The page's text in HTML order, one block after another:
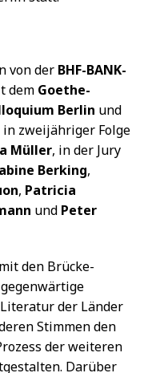
von der BHF-BANK-
dem Goethe-
Berlin und
in zweijähriger Folge
Müller, in der Jury
Berking,
, Patricia
und Peter
den Brücke-
der Länder
Stimmen den
der weiteren
Darüber